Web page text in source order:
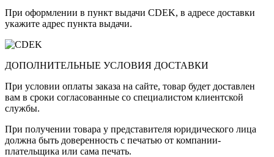
При оформлении в пункт выдачи CDEK, в адресе доставки
укажите адрес пункта выдачи.
ДОПОЛНИТЕЛЬНЫЕ УСЛОВИЯ ДОСТАВКИ
При условии оплаты заказа на сайте, товар будет доставлен
вам в сроки согласованные со специалистом клиентской
службы.
При получении товара у представителя юридического лица
должна быть доверенность с печатью от компании-
плательщика или сама печать.